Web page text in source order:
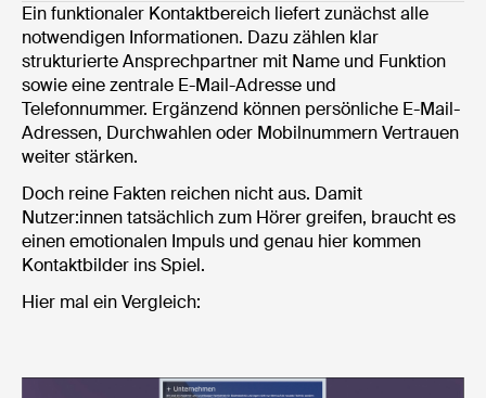
Ein funktionaler Kontaktbereich liefert zunächst alle
notwendigen Informationen. Dazu zählen klar
strukturierte Ansprechpartner mit Name und Funktion
sowie eine zentrale E-Mail-Adresse und
Telefonnummer. Ergänzend können persönliche E-Mail-
Adressen, Durchwahlen oder Mobilnummern Vertrauen
weiter stärken.
Doch reine Fakten reichen nicht aus. Damit
Nutzer:innen tatsächlich zum Hörer greifen, braucht es
einen emotionalen Impuls und genau hier kommen
Kontaktbilder ins Spiel.
Hier mal ein Vergleich: